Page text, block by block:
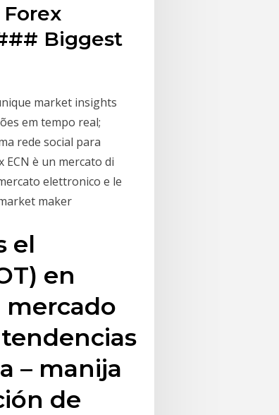
Biggest
market insights
em tempo real;
rede social para
ECN è un mercato di
elettronico e le
maker
el
en
mercado
– manija
de